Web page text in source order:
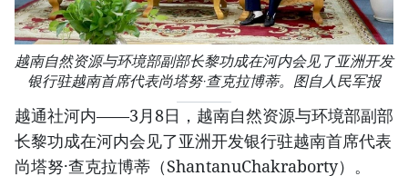
越南自然资源与环境部副部长黎功成在河内会见了亚洲开发
银行驻越南首席代表尚塔努·查克拉博蒂。图自人民军报
越通社河内——3月8日，越南自然资源与环境部副部
长黎功成在河内会见了亚洲开发银行驻越南首席代表
尚塔努·查克拉博蒂（ShantanuChakraborty）。